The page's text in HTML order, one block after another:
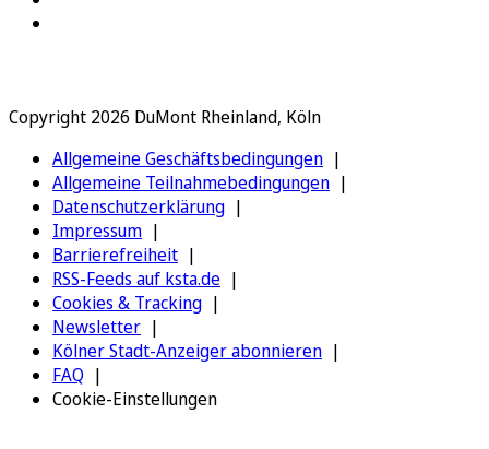
Copyright 2026 DuMont Rheinland, Köln
Allgemeine Geschäftsbedingungen
Allgemeine Teilnahmebedingungen
Datenschutzerklärung
Impressum
Barrierefreiheit
RSS-Feeds auf ksta.de
Cookies & Tracking
Newsletter
Kölner Stadt-Anzeiger abonnieren
FAQ
Cookie-Einstellungen